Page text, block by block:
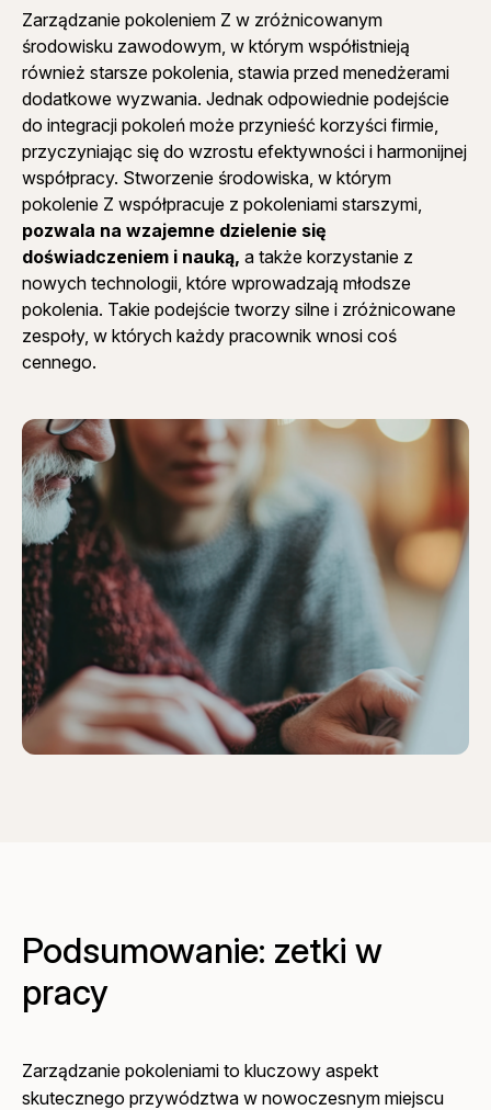
Zarządzanie pokoleniem Z w zróżnicowanym
środowisku zawodowym, w którym współistnieją
również starsze pokolenia, stawia przed menedżerami
dodatkowe wyzwania. Jednak odpowiednie podejście
do integracji pokoleń może przynieść korzyści firmie,
przyczyniając się do wzrostu efektywności i harmonijnej
współpracy. Stworzenie środowiska, w którym
pokolenie Z współpracuje z pokoleniami starszymi,
pozwala na wzajemne dzielenie się
doświadczeniem i nauką, a także korzystanie z
nowych technologii, które wprowadzają młodsze
pokolenia. Takie podejście tworzy silne i zróżnicowane
zespoły, w których każdy pracownik wnosi coś
cennego.
Podsumowanie: zetki w
pracy
Zarządzanie pokoleniami to kluczowy aspekt
skutecznego przywództwa w nowoczesnym miejscu